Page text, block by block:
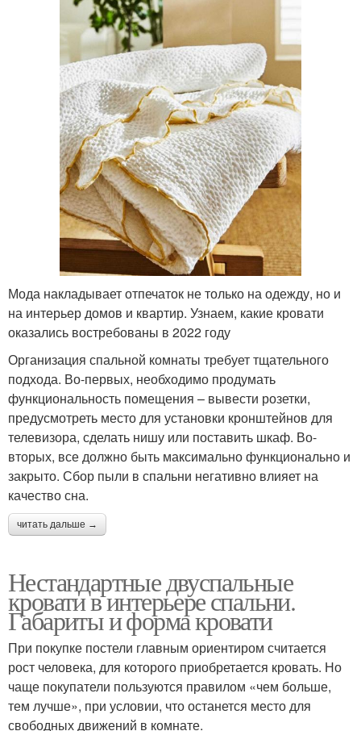
Мода накладывает отпечаток не только на одежду, но и
на интерьер домов и квартир. Узнаем, какие кровати
оказались востребованы в 2022 году
Организация спальной комнаты требует тщательного
подхода. Во-первых, необходимо продумать
функциональность помещения – вывести розетки,
предусмотреть место для установки кронштейнов для
телевизора, сделать нишу или поставить шкаф. Во-
вторых, все должно быть максимально функционально и
закрыто. Сбор пыли в спальни негативно влияет на
качество сна.
читать дальше →
Нестандартные двуспальные
кровати в интерьере спальни.
Габариты и форма кровати
При покупке постели главным ориентиром считается
рост человека, для которого приобретается кровать. Но
чаще покупатели пользуются правилом «чем больше,
тем лучше», при условии, что останется место для
свободных движений в комнате.